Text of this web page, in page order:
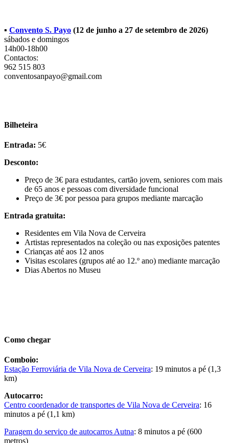
▪️ Convento S. Payo (12 de junho a 27 de setembro de 2026)
sábados e domingos
14h00-18h00
Contactos:
962 515 803
conventosanpayo@gmail.com
Bilheteira
Entrada: 5€
Desconto:
Preço de 3€ para estudantes, cartão jovem, seniores com mais
de 65 anos e pessoas com diversidade funcional
Preço de 3€ por pessoa para grupos mediante marcação
Entrada gratuita:
Residentes em Vila Nova de Cerveira
Artistas representados na coleção ou nas exposições patentes
Crianças até aos 12 anos
Visitas escolares (grupos até ao 12.º ano) mediante marcação
Dias Abertos no Museu
Como chegar
Comboio:
Estação Ferroviária de Vila Nova de Cerveira: 19 minutos a pé (1,3
km)
Autocarro:
Centro coordenador de transportes de Vila Nova de Cerveira: 16
minutos a pé (1,1 km)
Paragem do serviço de autocarros Autna: 8 minutos a pé (600
metros)